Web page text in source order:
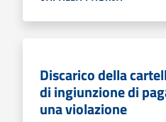
Discarico della
di ingiunzione di
una violazione